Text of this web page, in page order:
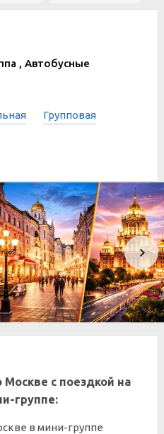
, Автобусные
Групповая
Москве с поездкой на
группе:
в мини-группе